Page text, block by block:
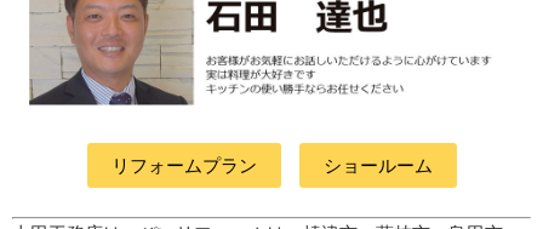
リフォームプラン ショールーム